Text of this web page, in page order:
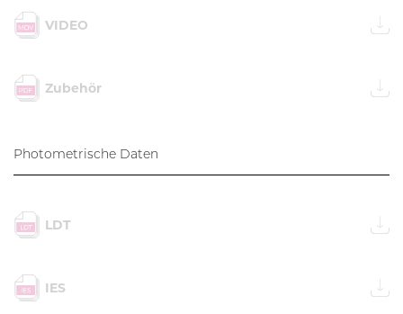
VIDEO
Zubehör
Photometrische Daten
LDT
IES